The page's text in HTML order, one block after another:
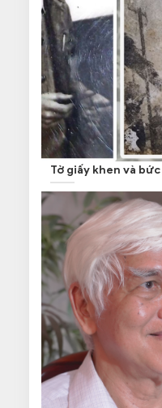
Tờ giấy khen và bức